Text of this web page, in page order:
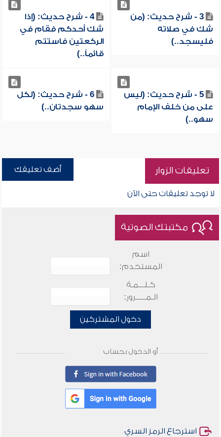
3 - شرح حديث: (من
شك في صلاته
فليسجد..)
4 - شرح حديث: (إذا
شك أحدكم فقام في
الركعتين فاستتم
قائماً..)
5 - شرح حديث: (ليس
على من خلف الإمام
سهو..)
6 - شرح حديث: (لكل
سهو سجدتان..)
تعليقات الزوار أضف تعليقك
لا توجد تعليقات حتى الآن
مكتبتك الصوتية
اسم
المستخدم:
كـلـــمـة
الـمـــــرور:
دخول المشتركين
أو الدخول بحساب
استرجاع الرمز السري